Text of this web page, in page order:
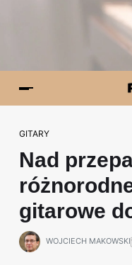
GITARY
Nad
gitarowe
WOJCIECH MAKOWSKI